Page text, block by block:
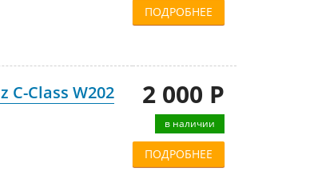
ПОДРОБНЕЕ
C-Class W202
2 000 Р
в наличии
ПОДРОБНЕЕ